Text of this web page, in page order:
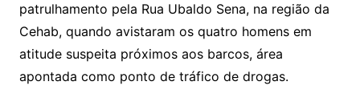
patrulhamento pela Rua Ubaldo Sena, na região da
Cehab, quando avistaram os quatro homens em
atitude suspeita próximos aos barcos, área
apontada como ponto de tráfico de drogas.